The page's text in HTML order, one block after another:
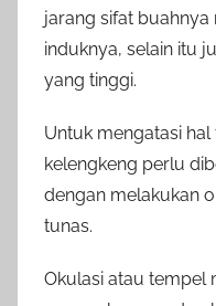
jarang sifat
induknya, selain itu
yang tinggi.
Untuk mengatasi
kelengkeng perlu
dengan melakukan
tunas.
Okulasi atau tempel